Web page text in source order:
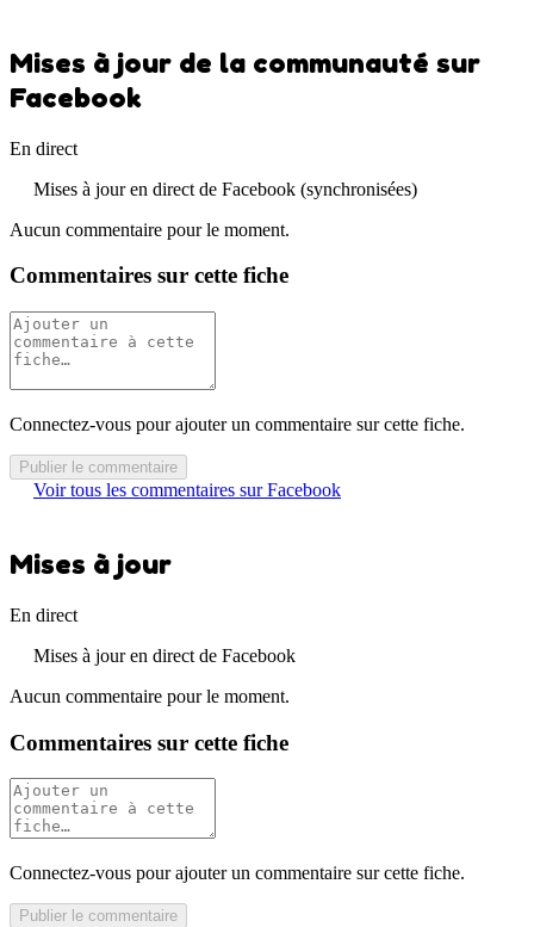
Mises à jour de la communauté sur
Facebook
En direct
Mises à jour en direct de Facebook (synchronisées)
Aucun commentaire pour le moment.
Commentaires sur cette fiche
Connectez-vous pour ajouter un commentaire sur cette fiche.
Publier le commentaire
Voir tous les commentaires sur Facebook
Mises à jour
En direct
Mises à jour en direct de Facebook
Aucun commentaire pour le moment.
Commentaires sur cette fiche
Connectez-vous pour ajouter un commentaire sur cette fiche.
Publier le commentaire